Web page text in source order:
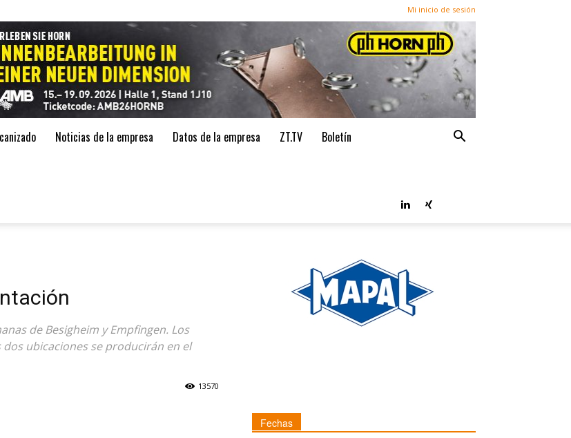
Mi inicio de sesión
Noticias de la empresa Datos de la empresa ZT.TV
Boletín
de Besigheim y Empfingen. Los
ubicaciones se producirán en el
13570
Fechas